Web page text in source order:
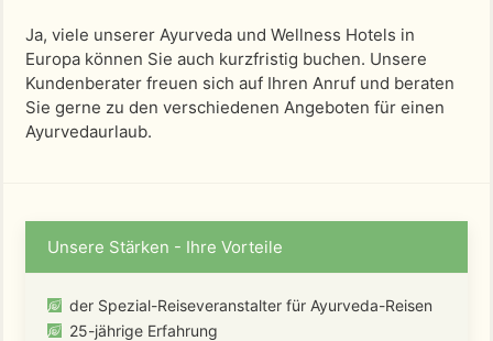
Ja, viele unserer Ayurveda und Wellness Hotels in
Europa können Sie auch kurzfristig buchen. Unsere
Kundenberater freuen sich auf Ihren Anruf und beraten
Sie gerne zu den verschiedenen Angeboten für einen
Ayurvedaurlaub.
Unsere Stärken - Ihre Vorteile
der Spezial-Reiseveranstalter für Ayurveda-Reisen
25-jährige Erfahrung